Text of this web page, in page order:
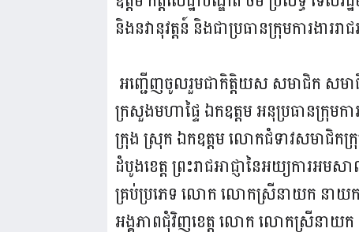
និងនវានុវត្តន៍ និងជាប្រធានក្រុមការងាររ
អញ្ជើញចូលរួមជាកិត្តិយស សមាជិក សមាជិក
ក្រសួងមហាផ្ទៃ ឯកឧត្តម អនុប្រធានក្រុមការ
ក្រុង ស្រុក ឯកឧត្តម លោកជំទាវសមាជិកក្រុ
ដំបូងខេត្ត ព្រះរាជអាជ្ញានៃអយ្យការអម
គ្រប់ប្រភេទ លោក លោកស្រីនាយក នាយក
អង្គភាពជុំវិញខេត្ត លោក លោកស្រីនាយក